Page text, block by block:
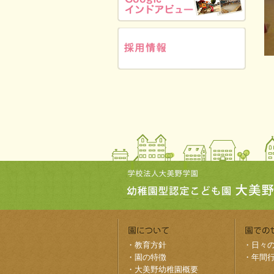
・ 教育方針
・ 園の特徴
・ 大美野幼稚園概要
・ 日々
・ 年間